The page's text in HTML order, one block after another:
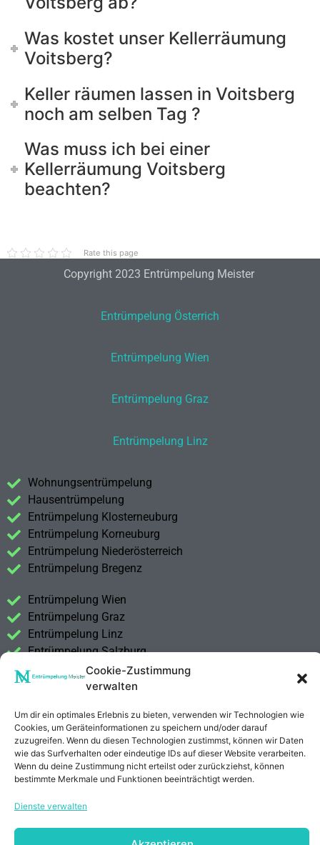
Cookie-Zustimmung
verwalten
Um dir ein optimales Erlebnis zu bieten, verwenden wir Technologien wie
Cookies, um Geräteinformationen zu speichern und/oder darauf
zuzugreifen. Wenn du diesen Technologien zustimmst, können wir Daten
wie das Surfverhalten oder eindeutige IDs auf dieser Website verarbeiten.
Wenn du deine Zustimmung nicht erteilst oder zurückziehst, können
bestimmte Merkmale und Funktionen beeinträchtigt werden.
Dienste verwalten
Was kostet unser Kellerräumung
Voitsberg?
Keller räumen lassen in Voitsberg
noch am selben Tag ?
Was muss ich bei einer
Kellerräumung Voitsberg
beachten?
Rate this page
Copyright 2023 Entrümpelung Meister
Entrümpelung Österrich
Entrümpelung Wien
Entrümpelung Graz
Entrümpelung Linz
Wohnungsentrümpelung
Hausentrümpelung
Entrümpelung Klosterneuburg
Entrümpelung Korneuburg
Entrümpelung Niederösterreich
Entrümpelung Bregenz
Entrümpelung Wien
Entrümpelung Graz
Entrümpelung Linz
Entrümpelung Salzburg
Entrümpelung Vorarlberg
Entrümpelung Steiermark
Kontakt
Impressum
Datenschutzerklärung